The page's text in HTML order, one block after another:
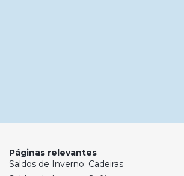
Páginas relevantes
Saldos de Inverno: Cadeiras